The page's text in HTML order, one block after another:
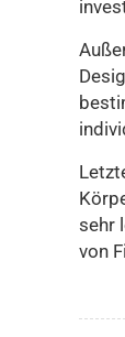
sehr
von